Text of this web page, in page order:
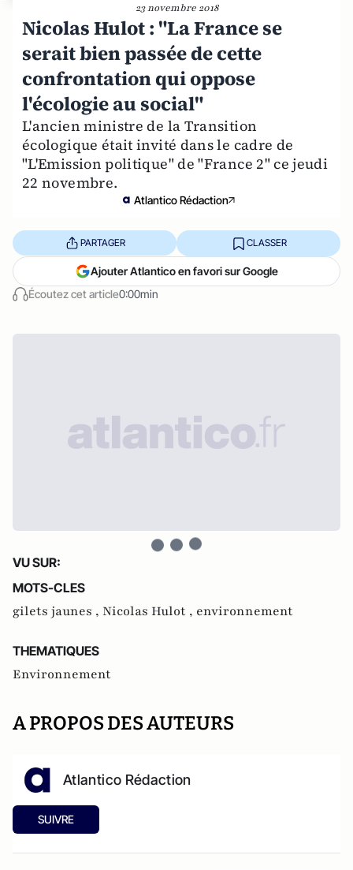
23 novembre 2018
Nicolas Hulot : "La France se
serait bien passée de cette
confrontation qui oppose
l'écologie au social"
L'ancien ministre de la Transition
écologique était invité dans le cadre de
"L'Emission politique" de "France 2" ce jeudi
22 novembre.
Atlantico Rédaction
Écoutez cet article0:00min
PARTAGER CLASSER
Ajouter Atlantico en favori sur Google
VU SUR:
MOTS-CLES
gilets jaunes , Nicolas Hulot , environnement
THEMATIQUES
Environnement
A PROPOS DES AUTEURS
Atlantico Rédaction
SUIVRE